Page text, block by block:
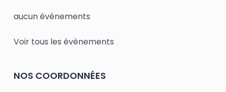
aucun événements
Voir tous les évènements
NOS COORDONNÉES